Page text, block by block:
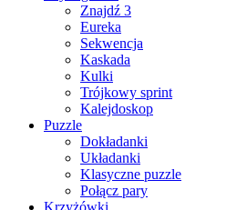
Znajdź 3
Eureka
Sekwencja
Kaskada
Kulki
Trójkowy sprint
Kalejdoskop
Puzzle
Dokładanki
Układanki
Klasyczne puzzle
Połącz pary
Krzyżówki